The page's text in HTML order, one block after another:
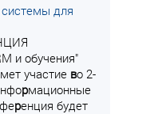
для
и обучения"
участие во 2-
рмационные
ренция будет